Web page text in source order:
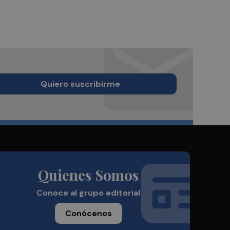
Quiero suscribirme
Quienes Somos
Conoce al grupo editorial
Conócenos